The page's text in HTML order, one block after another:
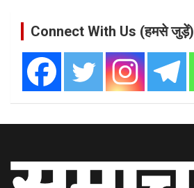
Connect With Us (हमसे जुड़ें)